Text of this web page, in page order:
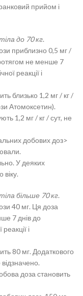
прийом і
до 70 кг.
приблизно 0,5 мг /
не менше 7
реакції і
близько 1,2 мг / кг /
Атомоксетин).
1,2 мг / кг / сут, не
добових доз>
У деяких
більше 70 кг.
40 мг. Ця доза
7 днів до
і
80 мг. Додаткового
доза становить